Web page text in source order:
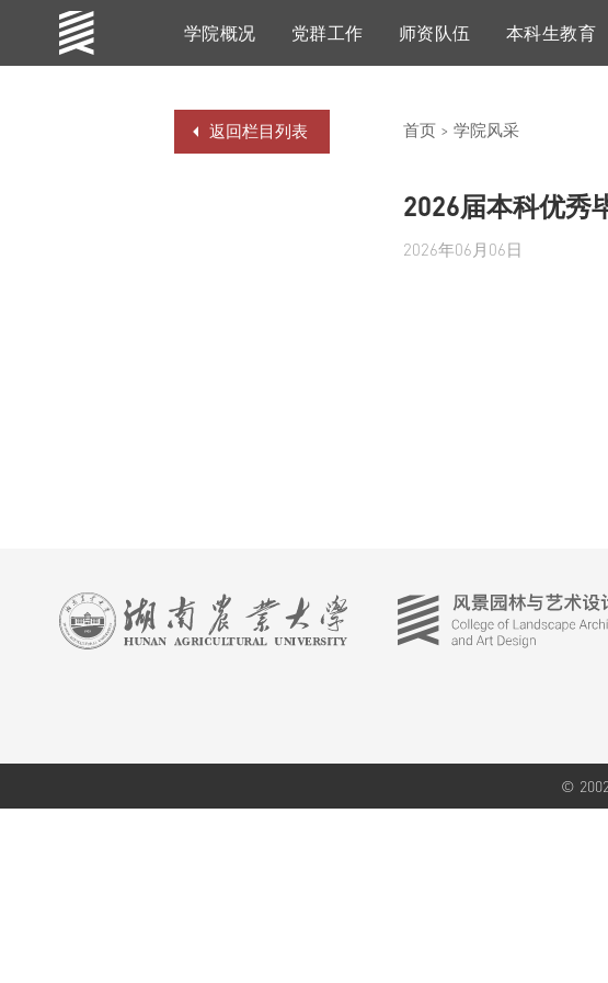
学院概况 党群工作 师资队伍 本科生教育
返回栏目列表
首页 >学院风采
2026届本科优秀
2026年06月06日
©